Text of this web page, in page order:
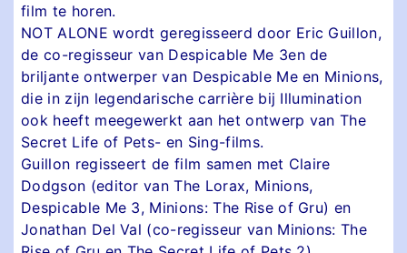
film te horen.
NOT ALONE wordt geregisseerd door Eric Guillon,
de co-regisseur van Despicable Me 3en de
briljante ontwerper van Despicable Me en Minions,
die in zijn legendarische carrière bij Illumination
ook heeft meegewerkt aan het ontwerp van The
Secret Life of Pets- en Sing-films.
Guillon regisseert de film samen met Claire
Dodgson (editor van The Lorax, Minions,
Despicable Me 3, Minions: The Rise of Gru) en
Jonathan Del Val (co-regisseur van Minions: The